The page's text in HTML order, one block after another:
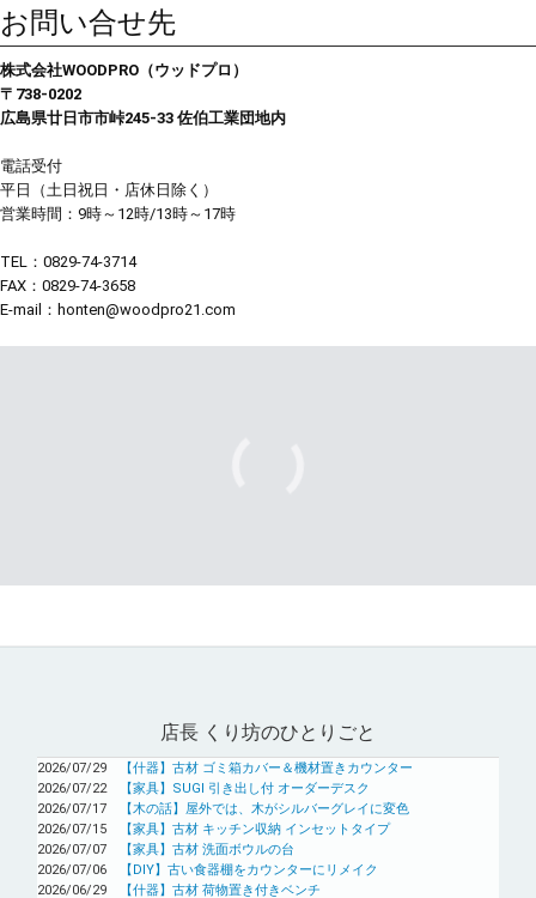
お問い合せ先
株式会社WOODPRO（ウッドプロ）
〒738-0202
広島県廿日市市峠245-33 佐伯工業団地内
電話受付
平日（土日祝日・店休日除く）
営業時間：9時～12時/13時～17時
TEL：0829-74-3714
FAX：0829-74-3658
E-mail：honten@woodpro21.com
店長 くり坊のひとりごと
2026/07/29
【什器】古材 ゴミ箱カバー＆機材置きカウンター
2026/07/22
【家具】SUGI 引き出し付 オーダーデスク
2026/07/17
【木の話】屋外では、木がシルバーグレイに変色
2026/07/15
【家具】古材 キッチン収納 インセットタイプ
2026/07/07
【家具】古材 洗面ボウルの台
2026/07/06
【DIY】古い食器棚をカウンターにリメイク
2026/06/29
【什器】古材 荷物置き付きベンチ